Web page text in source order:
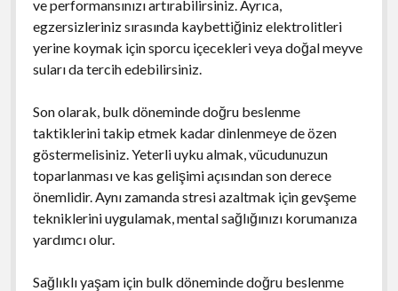
ve performansınızı artırabilirsiniz. Ayrıca,
egzersizleriniz sırasında kaybettiğiniz elektrolitleri
yerine koymak için sporcu içecekleri veya doğal meyve
suları da tercih edebilirsiniz.
Son olarak, bulk döneminde doğru beslenme
taktiklerini takip etmek kadar dinlenmeye de özen
göstermelisiniz. Yeterli uyku almak, vücudunuzun
toparlanması ve kas gelişimi açısından son derece
önemlidir. Aynı zamanda stresi azaltmak için gevşeme
tekniklerini uygulamak, mental sağlığınızı korumanıza
yardımcı olur.
Sağlıklı yaşam için bulk döneminde doğru beslenme